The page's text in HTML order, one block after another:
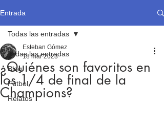
Entrada
Todas las entradas
Blog
Fútbol
Relatos
Todas las entradas
¿Quiénes son favoritos en
los 1/4 de final de la
Champions?
Esteban Gómez
18 mar 2023